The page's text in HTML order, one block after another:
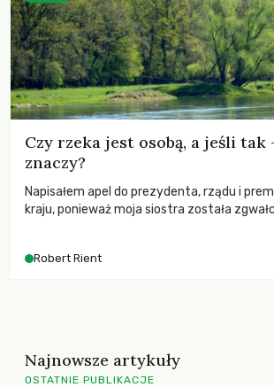
Czy rzeka jest osobą, a jeśli tak
znaczy?
Napisałem apel do prezydenta, rządu i
kraju, ponieważ moja siostra została
Robert Rient
Najnowsze artykuły
OSTATNIE PUBLIKACJE